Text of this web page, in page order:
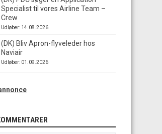
Specialist til vores Airline Team –
Crew
Udløber: 14.08.2026
(DK) Bliv Apron-flyveleder hos
Naviair
Udløber: 01.09.2026